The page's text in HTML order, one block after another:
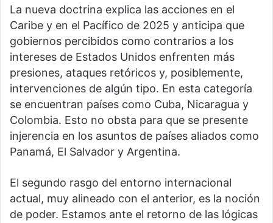
La nueva doctrina explica las acciones en el
Caribe y en el Pacífico de 2025 y anticipa que
gobiernos percibidos como contrarios a los
intereses de Estados Unidos enfrenten más
presiones, ataques retóricos y, posiblemente,
intervenciones de algún tipo. En esta categoría
se encuentran países como Cuba, Nicaragua y
Colombia. Esto no obsta para que se presente
injerencia en los asuntos de países aliados como
Panamá, El Salvador y Argentina.
El segundo rasgo del entorno internacional
actual, muy alineado con el anterior, es la noción
de poder. Estamos ante el retorno de las lógicas